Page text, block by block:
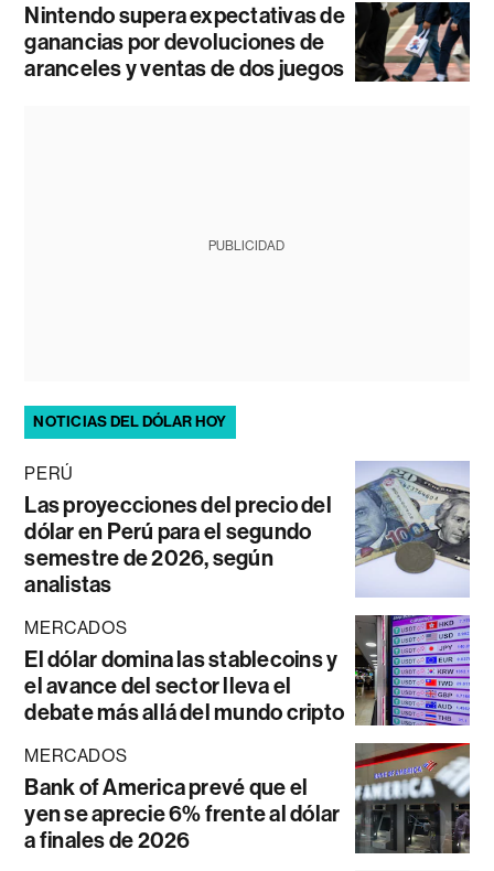
Nintendo supera expectativas de
ganancias por devoluciones de
aranceles y ventas de dos juegos
PUBLICIDAD
NOTICIAS DEL DÓLAR HOY
PERÚ
Las proyecciones del precio del
dólar en Perú para el segundo
semestre de 2026, según
analistas
MERCADOS
El dólar domina las stablecoins y
el avance del sector lleva el
debate más allá del mundo cripto
MERCADOS
Bank of America prevé que el
yen se aprecie 6% frente al dólar
a finales de 2026